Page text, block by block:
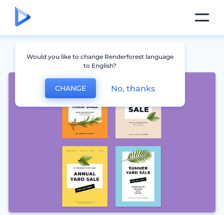
Would you like to change Renderforest language
to English?
CHANGE No, thanks